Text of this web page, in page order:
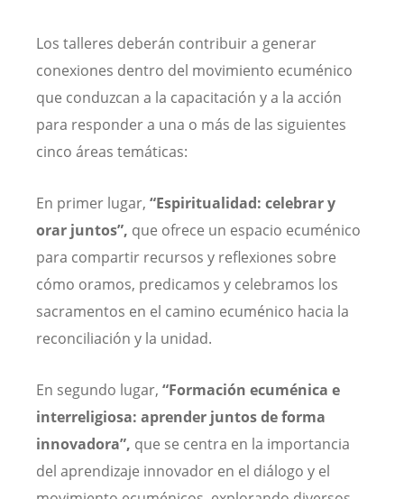
Los talleres deberán contribuir a generar
conexiones dentro del movimiento ecuménico
que conduzcan a la capacitación y a la acción
para responder a una o más de las siguientes
cinco áreas temáticas:
En primer lugar, “Espiritualidad: celebrar y
orar juntos”, que ofrece un espacio ecuménico
para compartir recursos y reflexiones sobre
cómo oramos, predicamos y celebramos los
sacramentos en el camino ecuménico hacia la
reconciliación y la unidad.
En segundo lugar, “Formación ecuménica e
interreligiosa: aprender juntos de forma
innovadora”, que se centra en la importancia
del aprendizaje innovador en el diálogo y el